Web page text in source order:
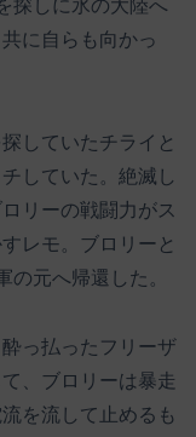
探しに氷の大陸へ
に自らも向かっ
していたチライと
していた。絶滅し
リーの戦闘力がス
レモ。ブロリーと
元へ帰還した。
っ払ったフリーザ
、ブロリーは暴走
を流して止めるも